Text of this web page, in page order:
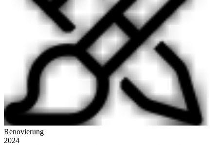
Renovierung
2024